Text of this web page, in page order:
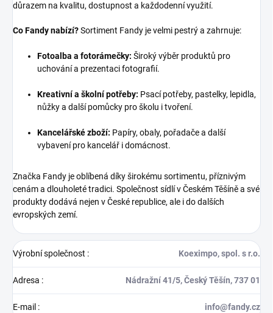
důrazem na kvalitu, dostupnost a každodenní využití.
Co Fandy nabízí?Sortiment Fandy je velmi pestrý a zahrnuje:
Fotoalba a fotorámečky: Široký výběr produktů pro
uchování a prezentaci fotografií.
Kreativní a školní potřeby: Psací potřeby, pastelky, lepidla,
nůžky a další pomůcky pro školu i tvoření.
Kancelářské zboží: Papíry, obaly, pořadače a další
vybavení pro kancelář i domácnost.
Značka Fandy je oblíbená díky širokému sortimentu, příznivým
cenám a dlouholeté tradici. Společnost sídlí v Českém Těšíně a své
produkty dodává nejen v České republice, ale i do dalších
evropských zemí.
Výrobní společnost : Koeximpo, spol. s r.o.
Adresa : Nádražní 41/5, Český Těšín, 737 01
E-mail : info@fandy.cz